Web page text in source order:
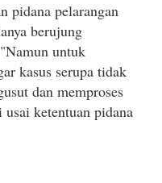
pidana pelarangan
berujung
untuk
kasus serupa tidak
dan memproses
ketentuan pidana